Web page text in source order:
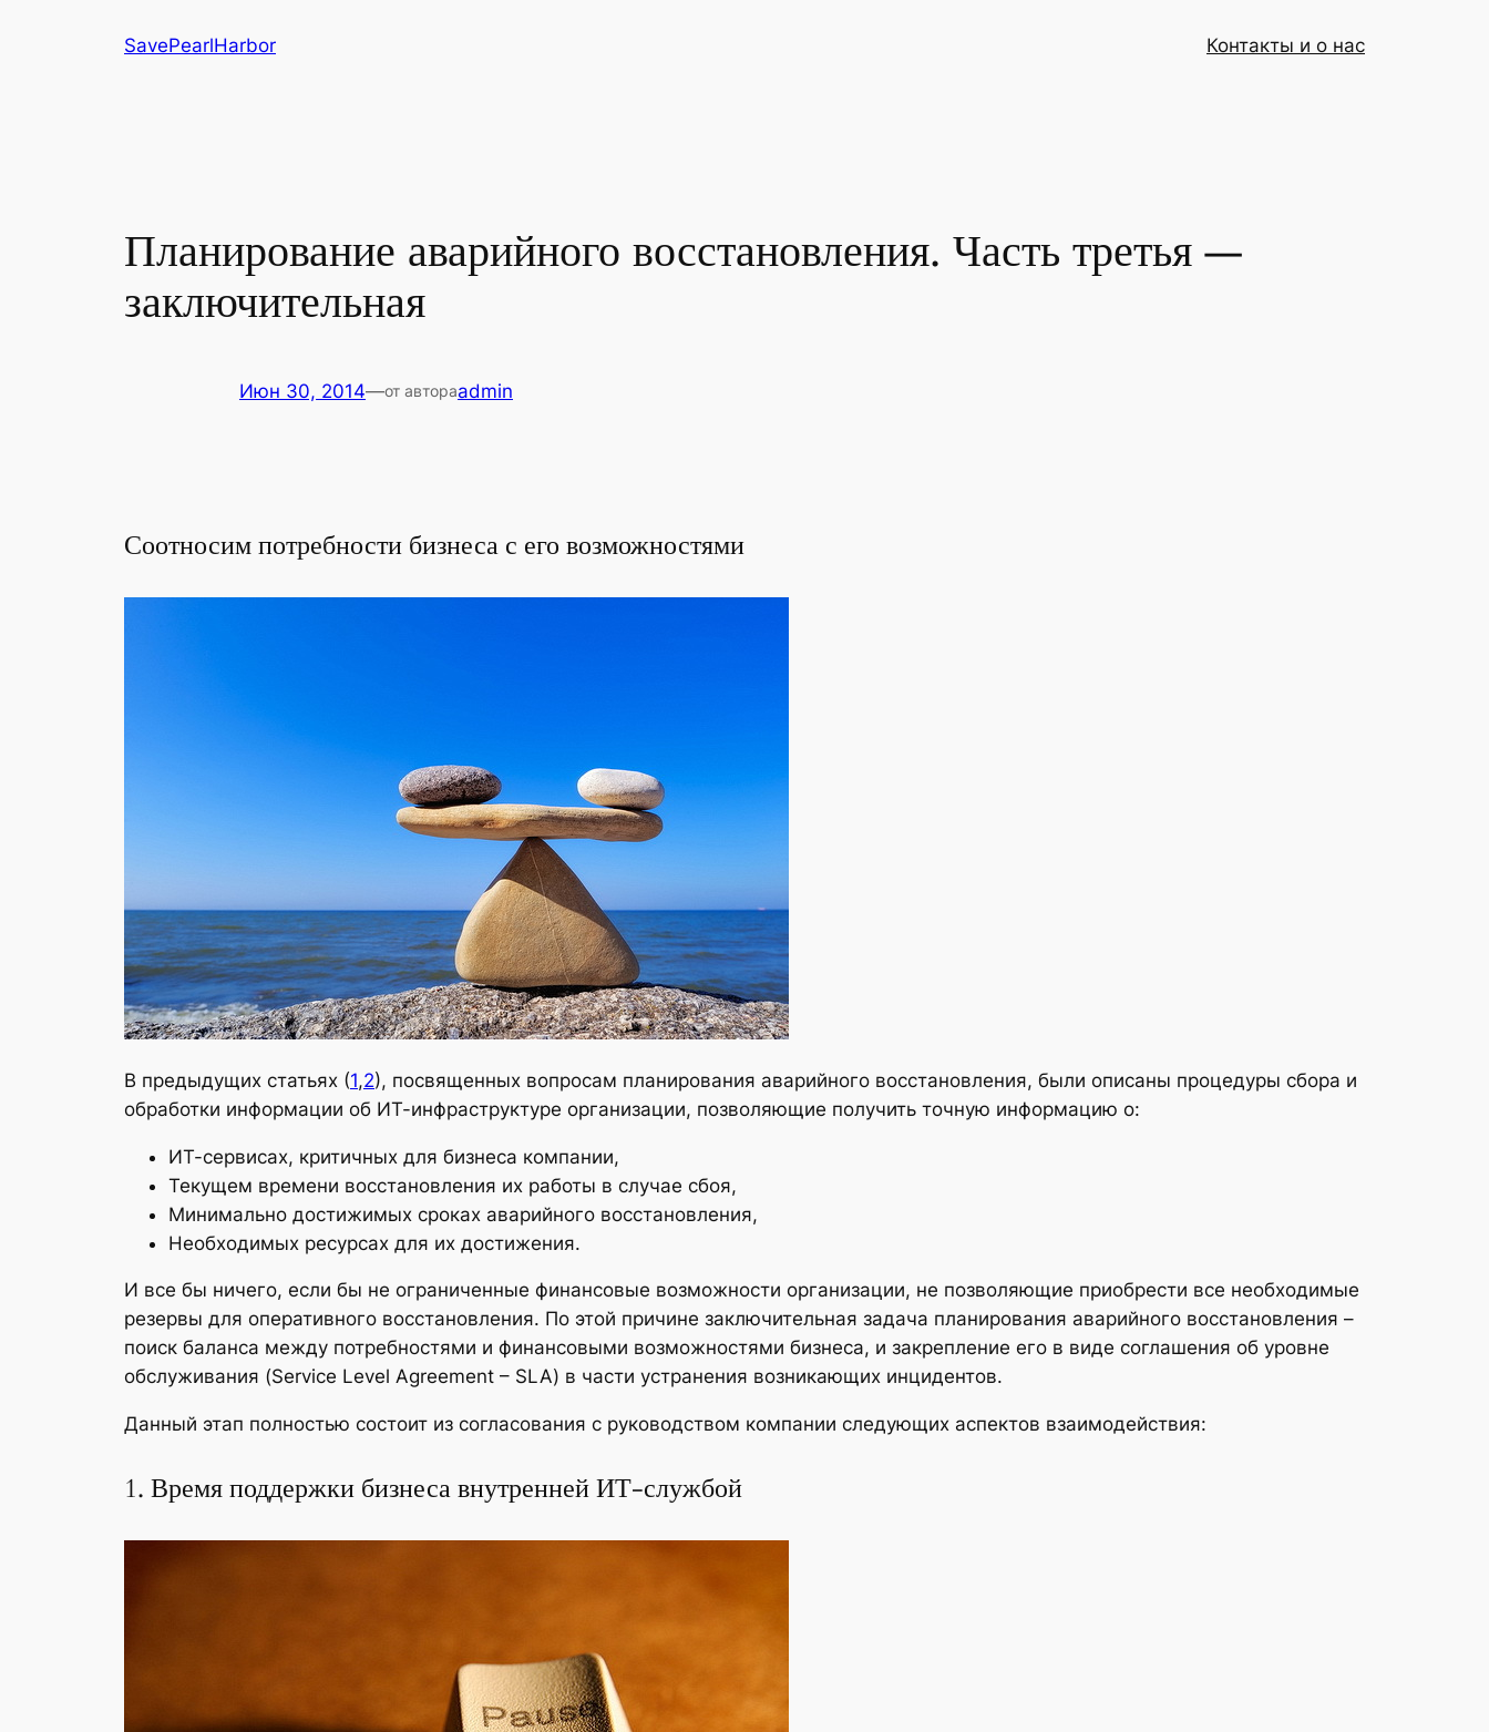
SavePearlHarbor Контакты и о нас
Планирование аварийного восстановления. Часть третья —
заключительная
Июн 30, 2014—от автораadmin
Соотносим потребности бизнеса с его возможностями
В предыдущих статьях (1,2), посвященных вопросам планирования аварийного восстановления, были описаны процедуры сбора и
обработки информации об ИТ-инфраструктуре организации, позволяющие получить точную информацию о:
ИТ-сервисах, критичных для бизнеса компании,
Текущем времени восстановления их работы в случае сбоя,
Минимально достижимых сроках аварийного восстановления,
Необходимых ресурсах для их достижения.
И все бы ничего, если бы не ограниченные финансовые возможности организации, не позволяющие приобрести все необходимые
резервы для оперативного восстановления. По этой причине заключительная задача планирования аварийного восстановления –
поиск баланса между потребностями и финансовыми возможностями бизнеса, и закрепление его в виде соглашения об уровне
обслуживания (Service Level Agreement – SLA) в части устранения возникающих инцидентов.
Данный этап полностью состоит из согласования с руководством компании следующих аспектов взаимодействия:
1. Время поддержки бизнеса внутренней ИТ-службой